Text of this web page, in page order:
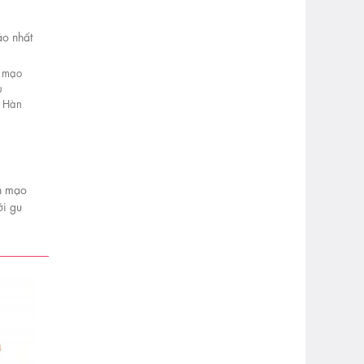
nhất
mạo
gu
Hàn